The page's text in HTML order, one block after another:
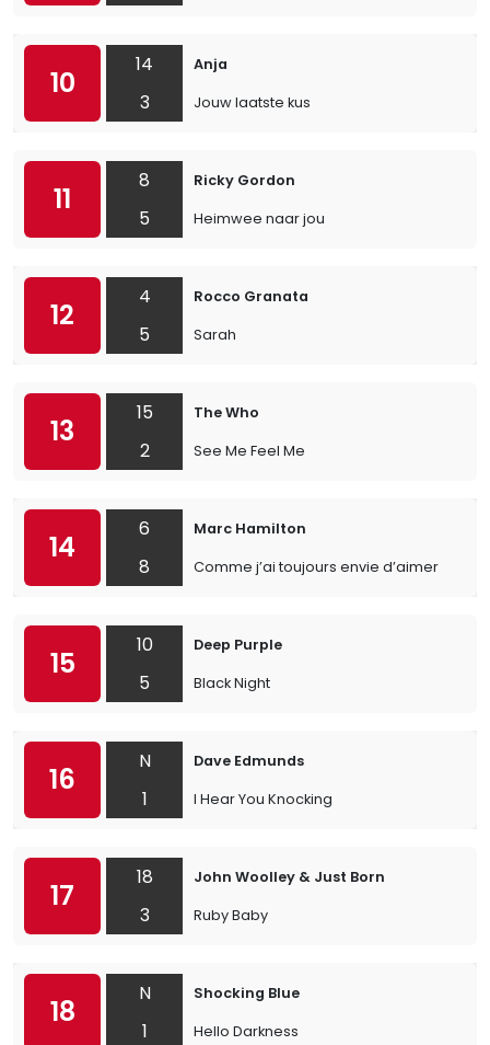
10
14
3
Anja
Jouw laatste kus
11
8
5
Ricky Gordon
Heimwee naar jou
12
4
5
Rocco Granata
Sarah
13
15
2
The Who
See Me Feel Me
14
6
8
Marc Hamilton
Comme j’ai toujours envie d’aimer
15
10
5
Deep Purple
Black Night
16
N
1
Dave Edmunds
I Hear You Knocking
17
18
3
John Woolley & Just Born
Ruby Baby
18
N
1
Shocking Blue
Hello Darkness